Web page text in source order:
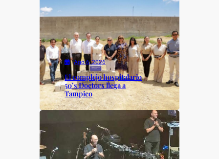
Ago 6, 2026
El complejo hospitalario
50’s Doctors llega a
Tampico